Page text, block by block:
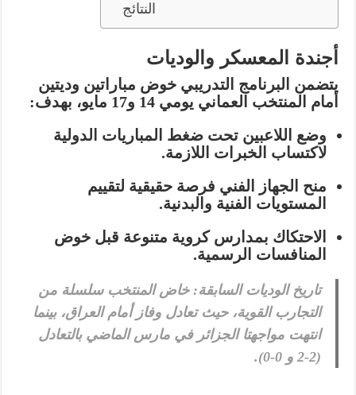
النتائج
أجندة المعسكر والوديات
يتضمن البرنامج التدريبي خوض مباراتين وديتين
أمام المنتخب العماني يومي14 و17 مايو
، بهدف:
وضع اللاعبين تحت ضغط المباريات الدولية
لاكتساب الخبرات اللازمة.
منح الجهاز الفني فرصة حقيقية لتقييم
المستويات الفنية والبدنية.
الاحتكاك بمدارس كروية متنوعة قبل خوض
المنافسات الرسمية.
تاريخ الوديات السابقة: خاض المنتخب سلسلة من
التجارب القوية، حيث تعادل وفاز أمام العراق، بينما
انتهت مواجهتا الجزائر في مارس الماضي بالتعادل
(2-2 و 0-0).